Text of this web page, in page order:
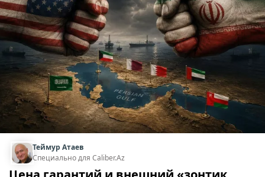
Теймур Атаев
Специально для Caliber.Az